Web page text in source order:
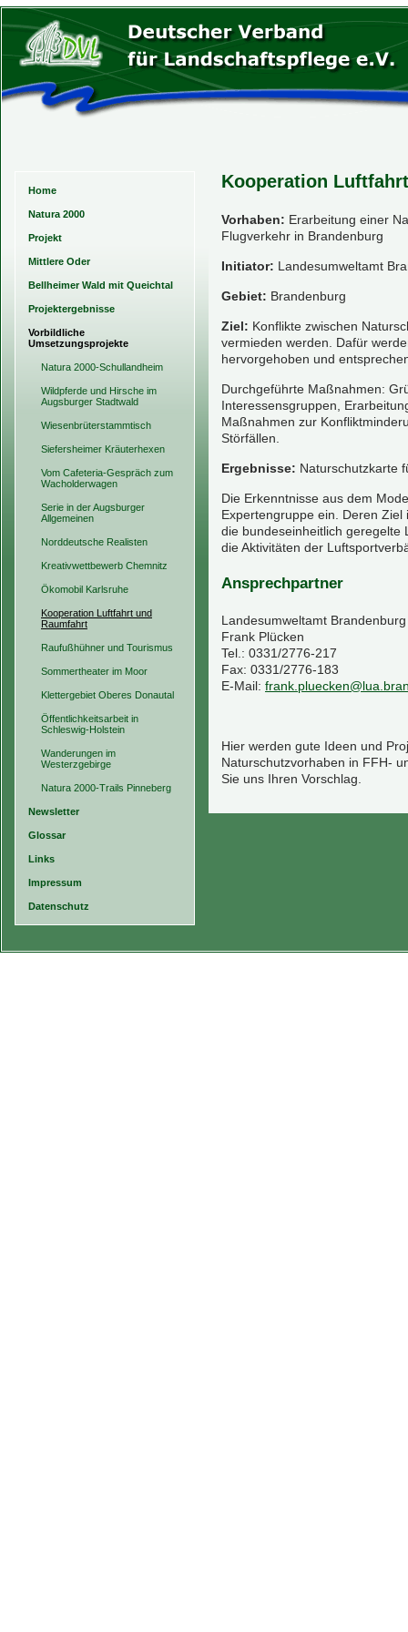
Home
Natura 2000
Projekt
Mittlere Oder
Bellheimer Wald mit Queichtal
Projektergebnisse
Vorbildliche
Umsetzungsprojekte
Natura 2000-Schullandheim
Wildpferde und Hirsche im
Augsburger Stadtwald
Wiesenbrüterstammtisch
Siefersheimer Kräuterhexen
Vom Cafeteria-Gespräch zum
Wacholderwagen
Serie in der Augsburger
Allgemeinen
Norddeutsche Realisten
Kreativwettbewerb Chemnitz
Ökomobil Karlsruhe
Kooperation Luftfahrt und
Raumfahrt
Raufußhühner und Tourismus
Sommertheater im Moor
Klettergebiet Oberes Donautal
Öffentlichkeitsarbeit in
Schleswig-Holstein
Wanderungen im
Westerzgebirge
Natura 2000-Trails Pinneberg
Newsletter
Glossar
Links
Impressum
Datenschutz
Kooperation
Vorhaben: Erarbeitung einer
Flugverkehr in Brandenburg
Initiator: Landesumweltamt
Gebiet: Brandenburg
Ziel: Konflikte zwischen
vermieden werden. Dafür
hervorgehoben und
Durchgeführte Maßnahmen:
Interessensgruppen,
Maßnahmen zur
Störfällen.
Ergebnisse: Naturschutzkarte
Die Erkenntnisse aus dem
Expertengruppe ein. Deren
die bundeseinheitlich geregelte
die Aktivitäten der
Ansprechpartner
Landesumweltamt Brandenburg
Frank Plücken
Tel.: 0331/2776-217
Fax: 0331/2776-183
E-Mail:
Hier werden gute Ideen und
Naturschutzvorhaben in FFH-
Sie uns Ihren Vorschlag.